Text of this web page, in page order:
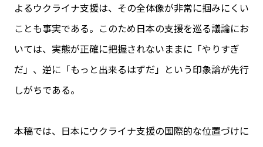
よるウクライナ支援は、その全体像が非常に掴みにくい
ことも事実である。このため日本の支援を巡る議論にお
いては、実態が正確に把握されないままに「やりすぎ
だ」、逆に「もっと出来るはずだ」という印象論が先行
しがちである。
本稿では、日本にウクライナ支援の国際的な位置づけに